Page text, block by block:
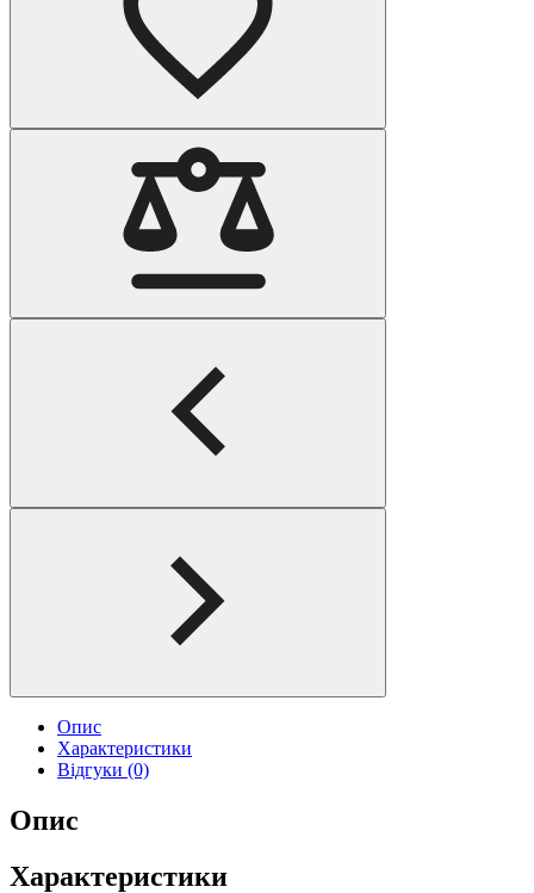
Опис
Характеристики
Відгуки (0)
Опис
Характеристики